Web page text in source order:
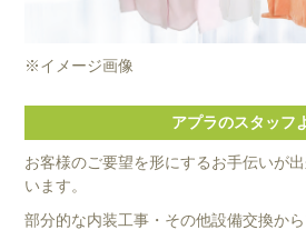
※イメージ画像
アプラのスタッフ
お客様のご要望を形にするお手伝いが
います。
部分的な内装工事・その他設備交換か